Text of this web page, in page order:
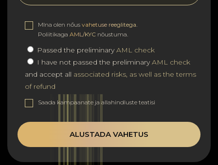
MIna olen nőus vahetuse reeglitega
Poliitikaga AML/KYC nõustuma.
Passed the preliminaryAML check
I have not passed the preliminaryAML check
and accept all associated risks, as well as the terms
of refund
Saada kampaanate ja allahindluste teatisi
ALUSTADA VAHETUS